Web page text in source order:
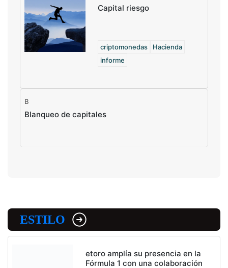
Capital riesgo
criptomonedas
Hacienda
informe
B
Blanqueo de capitales
ESTILO
etoro amplía su presencia en la
Fórmula 1 con una colaboración